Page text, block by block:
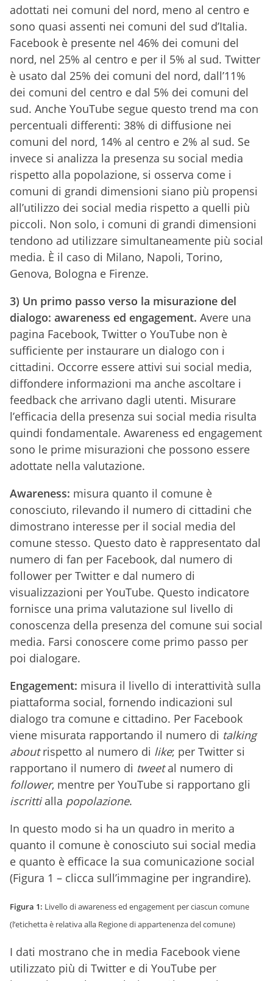
adottati nei comuni del nord, meno al centro e
sono quasi assenti nei comuni del sud d’Italia.
Facebook è presente nel 46% dei comuni del
nord, nel 25% al centro e per il 5% al sud. Twitter
è usato dal 25% dei comuni del nord, dall’11%
dei comuni del centro e dal 5% dei comuni del
sud. Anche YouTube segue questo trend ma con
percentuali differenti: 38% di diffusione nei
comuni del nord, 14% al centro e 2% al sud. Se
invece si analizza la presenza su social media
rispetto alla popolazione, si osserva come i
comuni di grandi dimensioni siano più propensi
all’utilizzo dei social media rispetto a quelli più
piccoli. Non solo, i comuni di grandi dimensioni
tendono ad utilizzare simultaneamente più social
media. È il caso di Milano, Napoli, Torino,
Genova, Bologna e Firenze.
3) Un primo passo verso la misurazione del
dialogo: awareness ed engagement. Avere una
pagina Facebook, Twitter o YouTube non è
sufficiente per instaurare un dialogo con i
cittadini. Occorre essere attivi sui social media,
diffondere informazioni ma anche ascoltare i
feedback che arrivano dagli utenti. Misurare
l’efficacia della presenza sui social media risulta
quindi fondamentale. Awareness ed engagement
sono le prime misurazioni che possono essere
adottate nella valutazione.
Awareness: misura quanto il comune è
conosciuto, rilevando il numero di cittadini che
dimostrano interesse per il social media del
comune stesso. Questo dato è rappresentato dal
numero di fan per Facebook, dal numero di
follower per Twitter e dal numero di
visualizzazioni per YouTube. Questo indicatore
fornisce una prima valutazione sul livello di
conoscenza della presenza del comune sui social
media. Farsi conoscere come primo passo per
poi dialogare.
Engagement: misura il livello di interattività sulla
piattaforma social, fornendo indicazioni sul
dialogo tra comune e cittadino. Per Facebook
viene misurata rapportando il numero di talking
aboutrispetto al numero di like; per Twitter si
rapportano il numero di tweetal numero di
follower, mentre per YouTube si rapportano gli
iscrittialla popolazione.
In questo modo si ha un quadro in merito a
quanto il comune è conosciuto sui social media
e quanto è efficace la sua comunicazione social
(Figura 1 – clicca sull’immagine per ingrandire).
Figura 1: Livello di awareness ed engagement per ciascun comune
(l’etichetta è relativa alla Regione di appartenenza del comune)
I dati mostrano che in media Facebook viene
utilizzato più di Twitter e di YouTube per